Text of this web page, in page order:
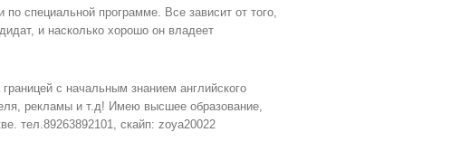
специальной программе. Все зависит от того,
и насколько хорошо он владеет
с начальным знанием английского
рекламы и т.д! Имею высшее образование,
тел.89263892101, скайп: zoya20022